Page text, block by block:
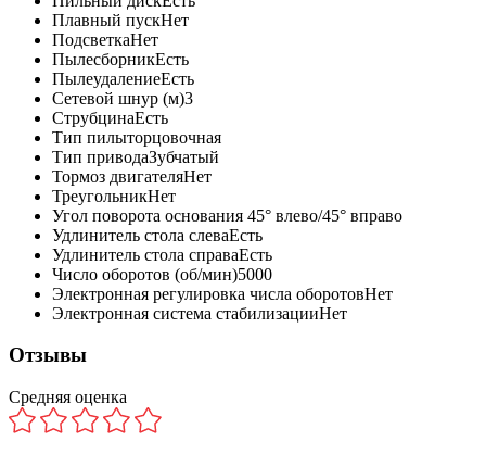
Плавный пускНет
ПодсветкаНет
ПылесборникЕсть
ПылеудалениеЕсть
Сетевой шнур (м)3
СтрубцинаЕсть
Тип пилыторцовочная
Тип приводаЗубчатый
Тормоз двигателяНет
ТреугольникНет
Угол поворота основания 45° влево/45° вправо
Удлинитель стола слеваЕсть
Удлинитель стола справаЕсть
Число оборотов (об/мин)5000
Электронная регулировка числа оборотовНет
Электронная система стабилизацииНет
Отзывы
Средняя оценка